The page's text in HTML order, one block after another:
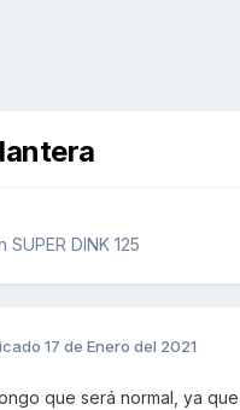
SUPER DINK 125
17 de Enero del 2021
que será normal, ya